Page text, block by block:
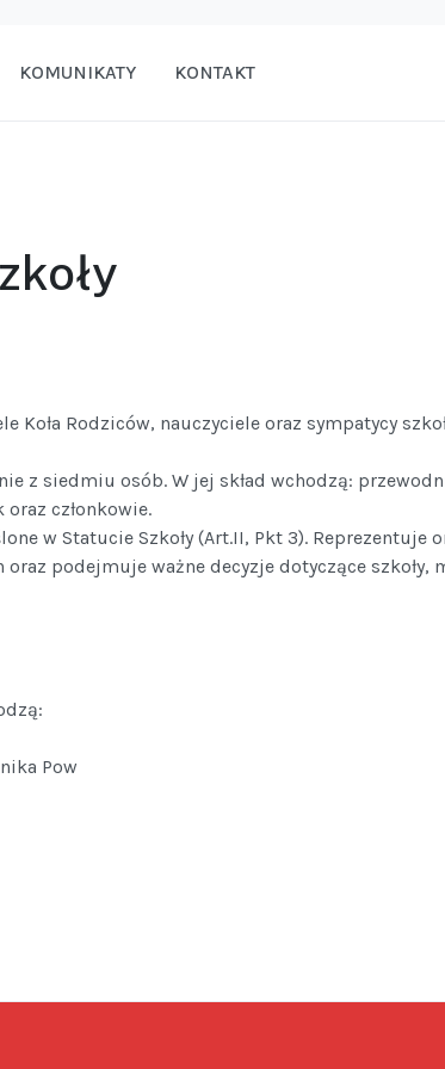
KOMUNIKATY KONTAKT
Koła Rodziców, nauczyciele oraz sympatycy
z siedmiu osób. W jej skład wchodzą:
członkowie.
w Statucie Szkoły (Art.II, Pkt 3). Reprezentuje
podejmuje ważne decyzje dotyczące szkoły,
Pow